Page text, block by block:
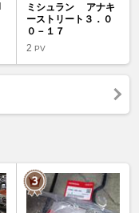
ミシュラン アナキ
ーストリート３．０
０－１７
2 PV